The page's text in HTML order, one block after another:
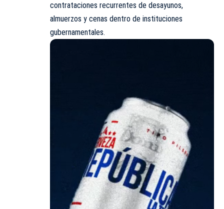
contrataciones recurrentes de desayunos,
almuerzos y cenas dentro de instituciones
gubernamentales.